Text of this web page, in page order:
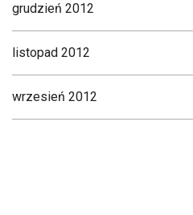
grudzień 2012
listopad 2012
wrzesień 2012